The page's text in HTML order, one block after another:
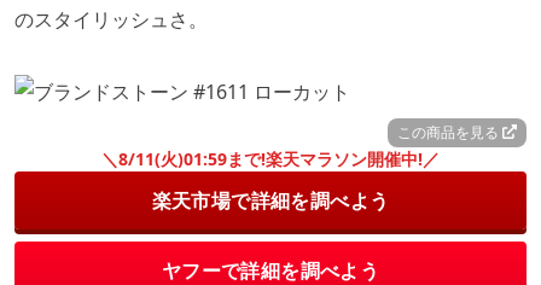
のスタイリッシュさ。
この商品を見る
＼8/11(火)01:59まで!楽天マラソン開催中!／
楽天市場で詳細を調べよう
ヤフーで詳細を調べよう